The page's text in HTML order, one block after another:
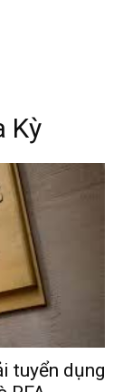
Kỳ
tuyển dụng